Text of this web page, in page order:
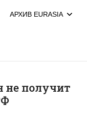
АРХИВ EURASIA
не получит